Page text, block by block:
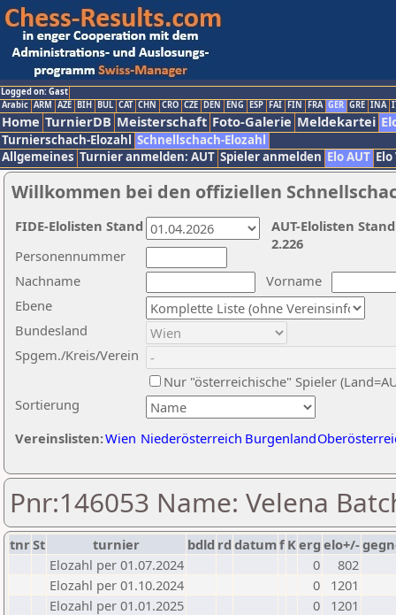
Logged on: Gast
Arabic ARM AZE BIH BUL CAT CHN CRO CZE DEN ENG ESP FAI FIN FRA GER GRE INA
Home TurnierDB Meisterschaft Foto-Galerie Meldekartei
Turnierschach-Elozahl Schnellschach-Elozahl
Allgemeines Turnier anmelden: AUT Spieler anmelden Elo AUT
Willkommen bei den offiziellen
Nachname
Vorname
Ebene
Sortierung
Personennummer
Bundesland
Spgem./Kreis/Verein
Nur "österreichische" Spieler
Vereinslisten:Wien Niederösterreich Burgenland
AUT-Elolisten
2.226
FIDE-Elolisten Stand
Pnr:146053 Name: Velena
tnrSt turnier bdld rd datumf Kerg elo+/-
Elozahl per 01.07.2024
0
802
Elozahl per 01.10.2024
0
1201
Elozahl per 01.01.2025
0
1201